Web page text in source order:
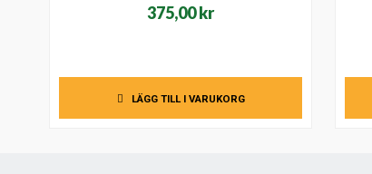
375,00kr
LÄGG TILL I VARUKORG